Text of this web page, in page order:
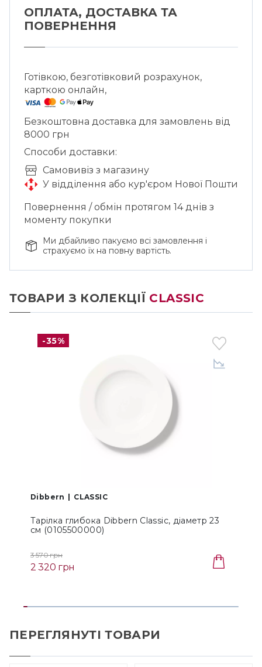
ОПЛАТА, ДОСТАВКА ТА
ПОВЕРНЕННЯ
Готівкою, безготівковий розрахунок,
карткою онлайн,
Безкоштовна доставка для замовлень від
8000 грн
Способи доставки:
Cамовивіз з магазину
У відділення або кур'єром Нової Пошти
Повернення / обмін протягом 14 днів з
моменту покупки
Ми дбайливо пакуємо всі замовлення і
страхуємо їх на повну вартість.
ТОВАРИ З КОЛЕКЦІЇ CLASSIC
-35%
Dibbern CLASSIC
Тарілка глибока Dibbern Classic, діаметр 23
см (0105500000)
3 570 грн
2 320 грн
ПЕРЕГЛЯНУТІ ТОВАРИ